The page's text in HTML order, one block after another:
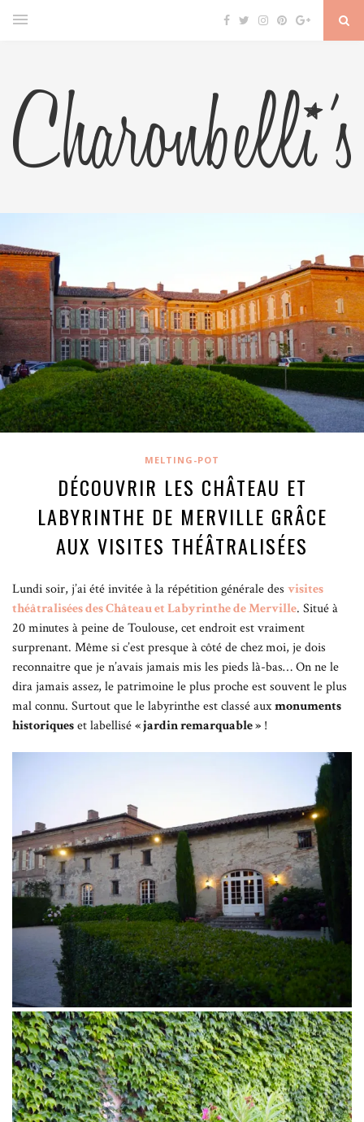
MELTING-POT
DÉCOUVRIR LES CHÂTEAU ET
LABYRINTHE DE MERVILLE GRÂCE
AUX VISITES THÉÂTRALISÉES
Lundi soir, j’ai été invitée à la répétition générale des visites
théâtralisées des Château et Labyrinthe de Merville. Situé à
20 minutes à peine de Toulouse, cet endroit est vraiment
surprenant. Même si c’est presque à côté de chez moi, je dois
reconnaitre que je n’avais jamais mis les pieds là-bas… On ne le
dira jamais assez, le patrimoine le plus proche est souvent le plus
mal connu. Surtout que le labyrinthe est classé auxmonuments
historiqueset labellisé« jardin remarquable » !